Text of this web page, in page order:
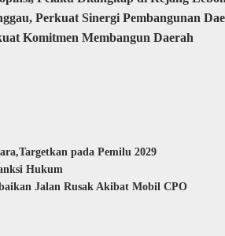
Perkuat Sinergi Pembangunan
Komitmen Membangun Daerah
pada Pemilu 2029
Hukum
Jalan Rusak Akibat Mobil CPO